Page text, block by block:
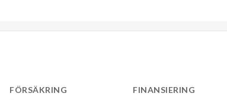
FÖRSÄKRING
FINANSIERING